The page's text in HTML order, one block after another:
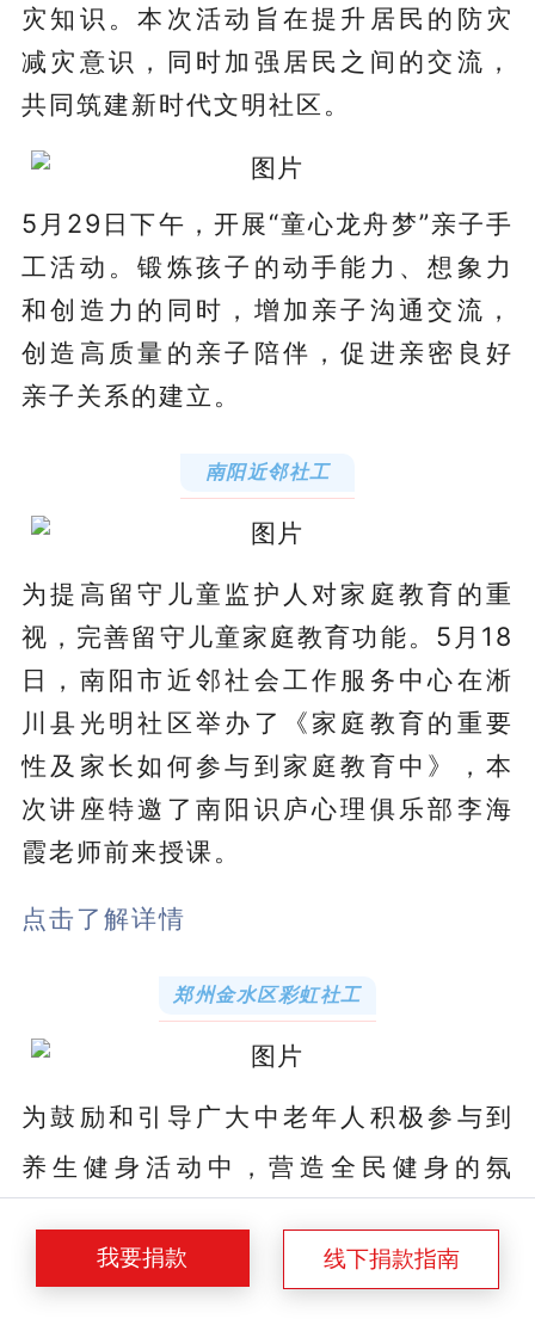
我要捐款 线下捐款指南
灾知识。本次活动旨在提升居民的防灾
减灾意识，同时加强居民之间的交流，
共同筑建新时代文明社区。
5月29日下午，开展“童心龙舟梦”亲子手
工活动。锻炼孩子的动手能力、想象力
和创造力的同时，增加亲子沟通交流，
创造高质量的亲子陪伴，促进亲密良好
亲子关系的建立。
南阳近邻社工
为提高留守儿童监护人对家庭教育的重
视，完善留守儿童家庭教育功能。5月18
日，南阳市近邻社会工作服务中心在淅
川县光明社区举办了《家庭教育的重要
性及家长如何参与到家庭教育中》，本
次讲座特邀了南阳识庐心理俱乐部李海
霞老师前来授课。
点击了解详情
郑州金水区彩虹社工
为鼓励和引导广大中老年人积极参与到
养生健身活动中，营造全民健身的氛
医药大学师生拍摄八段锦教学视频，通